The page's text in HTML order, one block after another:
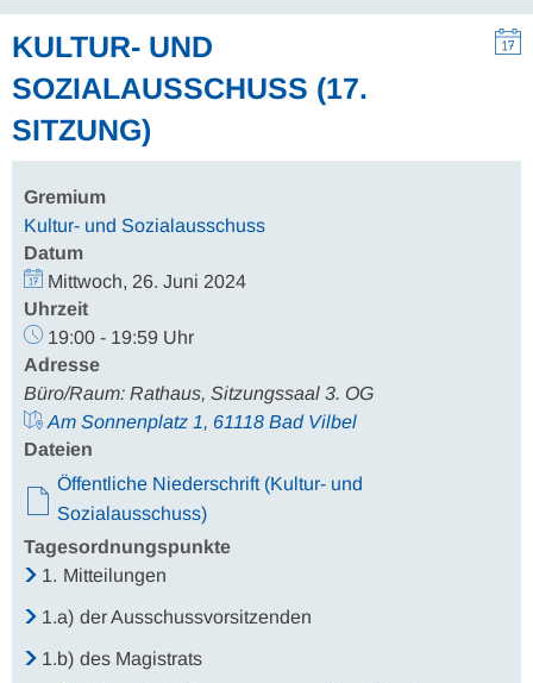
KULTUR- UND
SOZIALAUSSCHUSS (17.
SITZUNG)
Gremium
Kultur- und Sozialausschuss
Datum
Mittwoch, 26. Juni 2024
Uhrzeit
19:00 - 19:59 Uhr
Adresse
Büro/Raum: Rathaus, Sitzungssaal 3. OG
Am Sonnenplatz 1, 61118 Bad Vilbel
Dateien
Öffentliche Niederschrift (Kultur- und
Sozialausschuss)
Tagesordnungspunkte
1. Mitteilungen
1.a) der Ausschussvorsitzenden
1.b) des Magistrats